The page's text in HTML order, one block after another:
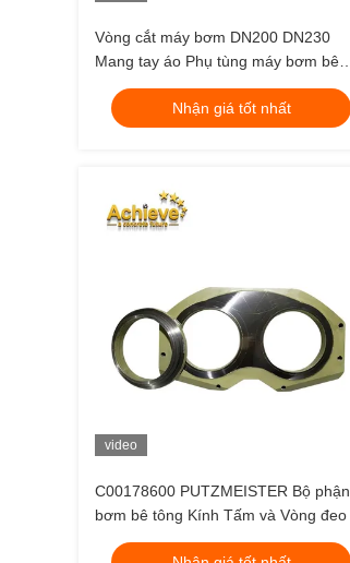
Vòng cắt máy bơm DN200 DN230
Mang tay áo Phụ tùng máy bơm bê
tông Putzmeister
Nhận giá tốt nhất
video
C00178600 PUTZMEISTER Bộ phận
bơm bê tông Kính Tấm và Vòng đeo